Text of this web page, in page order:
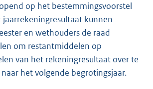
op het bestemmingsvoorstel
jaarrekeningresultaat kunnen
en wethouders de raad
om restantmiddelen op
van het rekeningresultaat over te
het volgende begrotingsjaar.